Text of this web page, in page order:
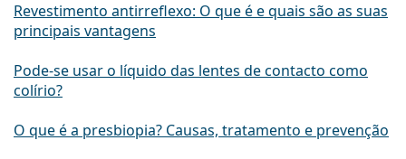
Revestimento antirreflexo: O que é e quais são as suas
principais vantagens
Pode-se usar o líquido das lentes de contacto como
colírio?
O que é a presbiopia? Causas, tratamento e prevenção